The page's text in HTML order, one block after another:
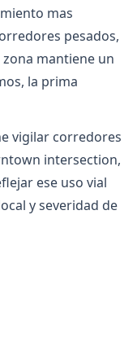
mas
pesados,
mantiene un
la prima
vigilar corredores
intersection,
ese uso vial
y severidad de